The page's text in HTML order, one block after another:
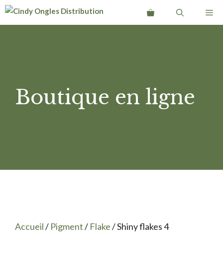
Aller
Boutique en ligne
Accueil/ Pigment/ Flake/ Shiny flakes 4